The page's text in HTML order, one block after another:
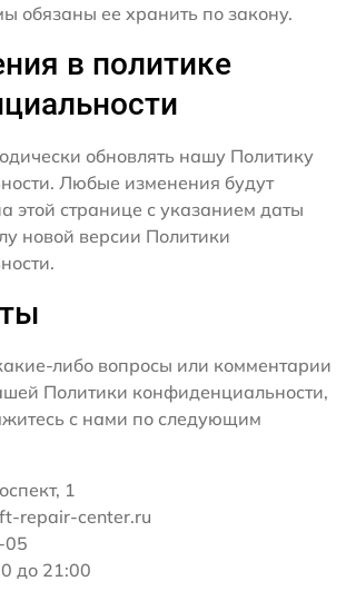
обязаны ее хранить по закону.
в политике
обновлять нашу Политику
Любые изменения будут
этой странице с указанием даты
новой версии Политики
либо вопросы или комментарии
Политики конфиденциальности,
с нами по следующим
1
repair-center.ru
05
до 21:00